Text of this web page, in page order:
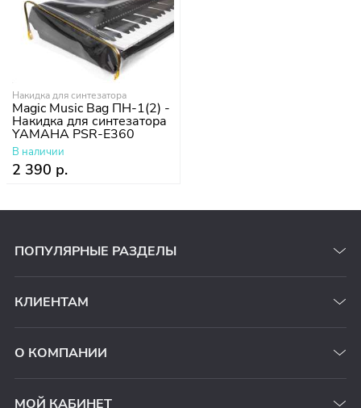
Накидка для синтезатора
Magic Music Bag ПН-1(2) -
Накидка для синтезатора
YAMAHA PSR-E360
В наличии
2 390 р.
ПОПУЛЯРНЫЕ РАЗДЕЛЫ
КЛИЕНТАМ
О КОМПАНИИ
МОЙ КАБИНЕТ